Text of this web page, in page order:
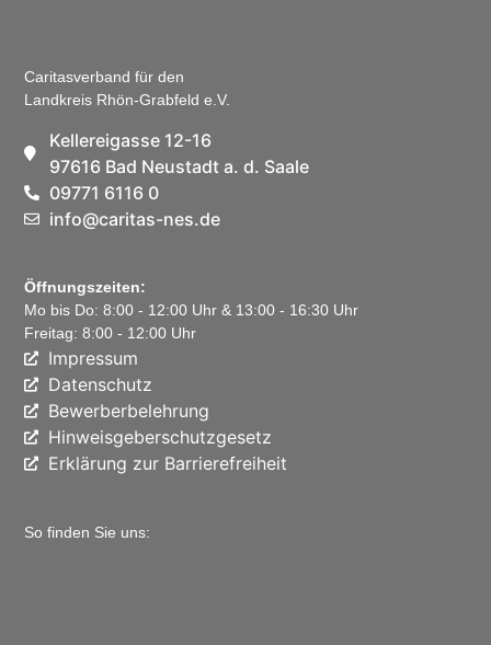
Caritasverband für den
Landkreis Rhön-Grabfeld e.V.
Kellereigasse 12-16
97616 Bad Neustadt a. d. Saale
09771 6116 0
info@caritas-nes.de
Öffnungszeiten:
Mo bis Do: 8:00 - 12:00 Uhr & 13:00 - 16:30 Uhr
Freitag: 8:00 - 12:00 Uhr
Impressum
Datenschutz
Bewerberbelehrung
Hinweisgeberschutzgesetz
Erklärung zur Barrierefreiheit
So finden Sie uns: